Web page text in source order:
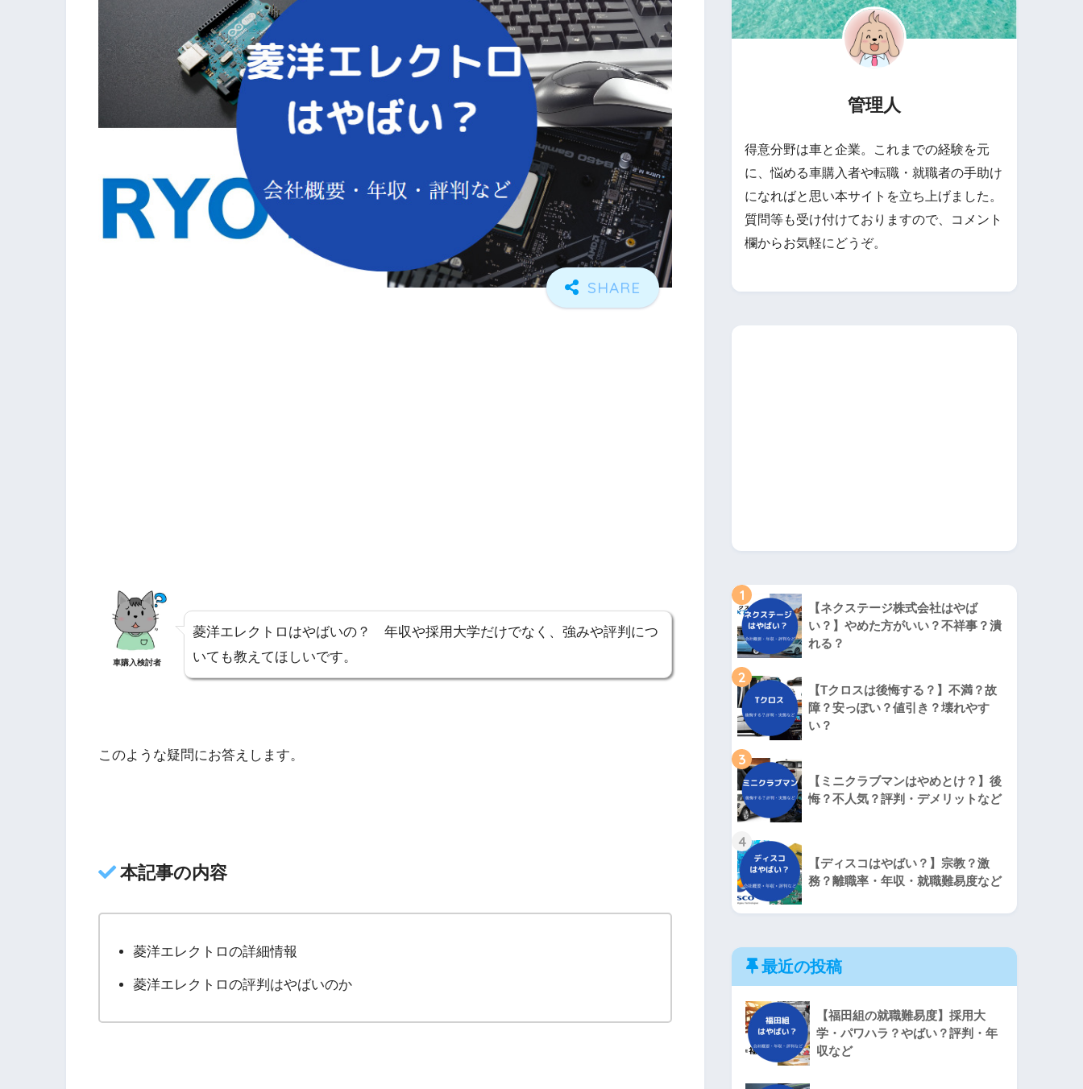
車購入検討者
菱洋エレクトロはやばいの？ 年収や採用大学だけでなく、強みや評判につ
いても教えてほしいです。
このような疑問にお答えします。
本記事の内容
菱洋エレクトロの詳細情報
菱洋エレクトロの評判はやばいのか
管理人
得意分野は車と企業。これまでの経験を元
に、悩める車購入者や転職・就職者の手助け
になればと思い本サイトを立ち上げました。
質問等も受け付けておりますので、コメント
欄からお気軽にどうぞ。
1
【ネクステージ株式会社はやば
い？】やめた方がいい？不祥事？潰
れる？
2
【Tクロスは後悔する？】不満？故
障？安っぽい？値引き？壊れやす
い？
3
【ミニクラブマンはやめとけ？】後
悔？不人気？評判・デメリットなど
4
【ディスコはやばい？】宗教？激
務？離職率・年収・就職難易度など
最近の投稿
【福田組の就職難易度】採用大
学・パワハラ？やばい？評判・年
収など